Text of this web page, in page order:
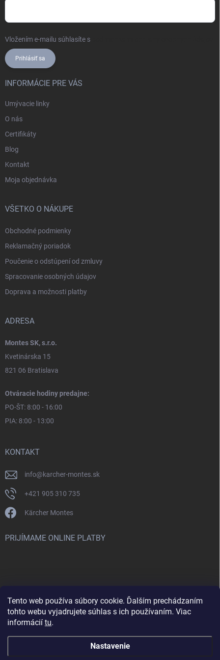
Tento web používa súbory cookie. Ďalším prechádzaním
tohto webu vyjadrujete súhlas s ich používaním. Viac
informácií tu.
Nastavenie
Vložením e-mailu súhlasíte s
Prihlásiť sa
INFORMÁCIE PRE VÁS
Umývacie linky
O nás
Certifikáty
Blog
Kontakt
Moja objednávka
VŠETKO O NÁKUPE
Obchodné podmienky
Reklamačný poriadok
Poučenie o odstúpení od zmluvy
Spracovanie osobných údajov
Doprava a možnosti platby
ADRESA
Montes SK, s.r.o.
Kvetinárska 15
821 06 Bratislava
Otváracie hodiny predajne:
PO-ŠT: 8:00 - 16:00
PIA: 8:00 - 13:00
KONTAKT
info@karcher-montes.sk
+421 905 310 735
Kärcher Montes
PRIJÍMAME ONLINE PLATBY
Nenašli ste čo ste hľadali? Máte záujem o inú značku? Skúste
navštíviť aj našu stránku Montclean.sk